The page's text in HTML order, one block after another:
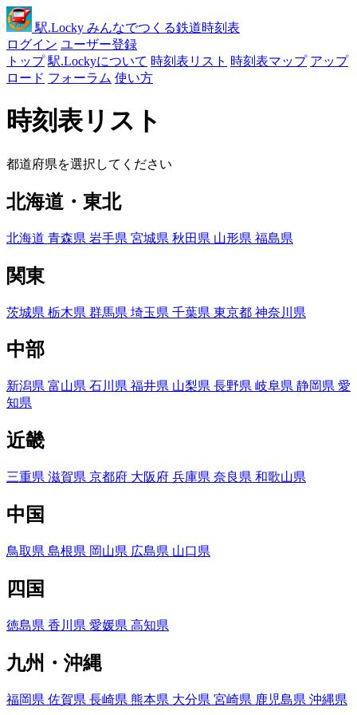
駅.Locky みんなでつくる鉄道時刻表
ログイン ユーザー登録
トップ 駅.Lockyについて 時刻表リスト 時刻表マップ アップ
ロード フォーラム 使い方
時刻表リスト
都道府県を選択してください
北海道・東北
北海道 青森県 岩手県 宮城県 秋田県 山形県 福島県
関東
茨城県 栃木県 群馬県 埼玉県 千葉県 東京都 神奈川県
中部
新潟県 富山県 石川県 福井県 山梨県 長野県 岐阜県 静岡県 愛
知県
近畿
三重県 滋賀県 京都府 大阪府 兵庫県 奈良県 和歌山県
中国
鳥取県 島根県 岡山県 広島県 山口県
四国
徳島県 香川県 愛媛県 高知県
九州・沖縄
福岡県 佐賀県 長崎県 熊本県 大分県 宮崎県 鹿児島県 沖縄県